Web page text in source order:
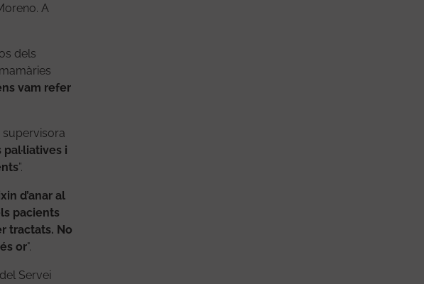
A
dels
vam refer
supervisora
i
”.
d’anar al
pacients
tractats. No
or".
Servei